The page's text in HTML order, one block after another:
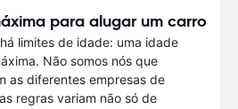
para alugar um carro
limites de idade: uma idade
Não somos nós que
as diferentes empresas de
regras variam não só de